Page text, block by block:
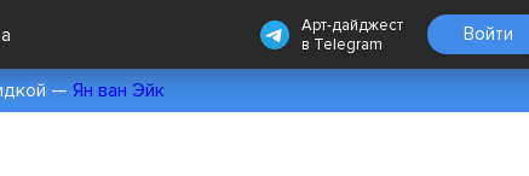
Арт-дайджест
в Telegram Войти
— Ян ван Эйк